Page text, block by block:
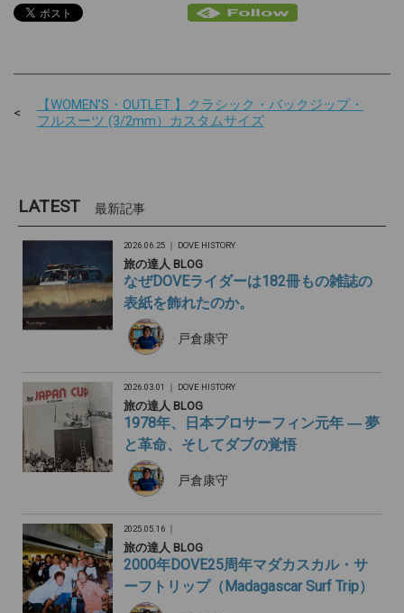
【WOMEN’S・OUTLET 】クラシック・バックジップ・
フルスーツ (3/2mm）カスタムサイズ
LATEST 最新記事
2026.06.25 ｜ DOVE HISTORY
旅の達人 BLOG
なぜDOVEライダーは182冊もの雑誌の
表紙を飾れたのか。
戸倉康守
2026.03.01 ｜ DOVE HISTORY
旅の達人 BLOG
1978年、日本プロサーフィン元年 ― 夢
と革命、そしてダブの覚悟
戸倉康守
2025.05.16 ｜
旅の達人 BLOG
2000年DOVE25周年マダカスカル・サ
ーフトリップ（Madagascar Surf Trip）